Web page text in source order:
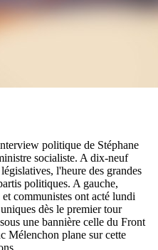
politique de Stéphane
socialiste. A dix-neuf
l'heure des grandes
politiques. A gauche,
communistes ont acté lundi
dès le premier tour
une bannière celle du Front
Mélenchon plane sur cette